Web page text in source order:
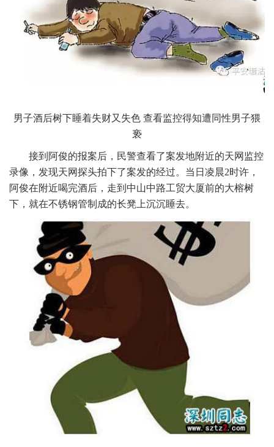
男子酒后树下睡着失财又失色 查看监控得知遭同性男子猥
亵
接到阿俊的报案后，民警查看了案发地附近的天网监控
录像，发现天网探头拍下了案发的经过。当日凌晨2时许，
阿俊在附近喝完酒后，走到中山中路工贸大厦前的大榕树
下，就在不锈钢管制成的长凳上沉沉睡去。